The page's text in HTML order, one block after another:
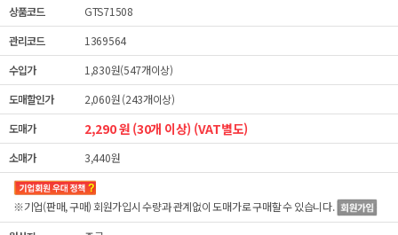
상품코드
GTS71508
관리코드
1369564
수입가
1,830원(547개이상)
도매할인가
2,060원 (243개이상)
도매가
2,290 원 (30개 이상) (VAT별도)
소매가 3,440원
※기업(판매, 구매) 회원가입시 수량과 관계없이도매가로 구매할 수 있습니다.